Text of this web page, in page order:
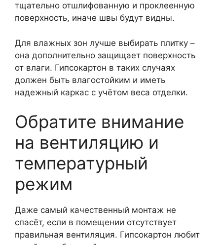
тщательно отшлифованную и проклеенную
поверхность, иначе швы будут видны.
Для влажных зон лучше выбирать плитку –
она дополнительно защищает поверхность
от влаги. Гипсокартон в таких случаях
должен быть влагостойким и иметь
надежный каркас с учётом веса отделки.
Обратите внимание
на вентиляцию и
температурный
режим
Даже самый качественный монтаж не
спасёт, если в помещении отсутствует
правильная вентиляция. Гипсокартон любит